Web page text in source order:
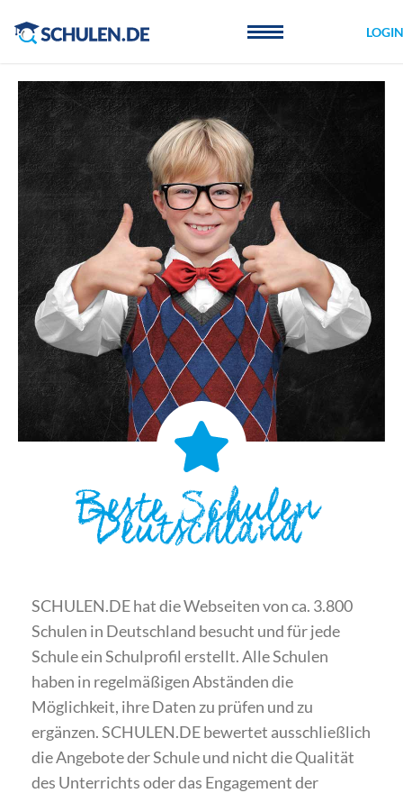
LOGIN
Beste Schulen
Deutschland
SCHULEN.DE hat die Webseiten von ca. 3.800
Schulen in Deutschland besucht und für jede
Schule ein Schulprofil erstellt. Alle Schulen
haben in regelmäßigen Abständen die
Möglichkeit, ihre Daten zu prüfen und zu
ergänzen. SCHULEN.DE bewertet ausschließlich
die Angebote der Schule und nicht die Qualität
des Unterrichts oder das Engagement der